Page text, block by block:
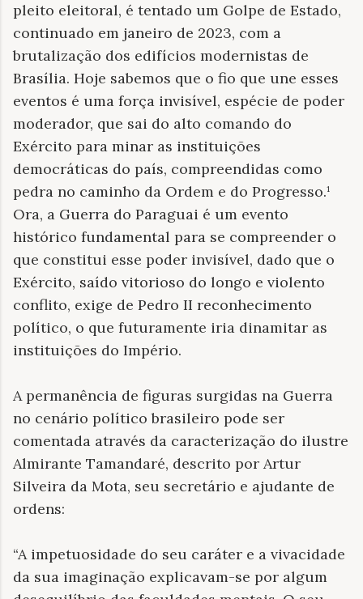
pleito eleitoral, é tentado um Golpe de Estado,
continuado em janeiro de 2023, com a
brutalização dos edifícios modernistas de
Brasília. Hoje sabemos que o fio que une esses
eventos é uma força invisível, espécie de poder
moderador, que sai do alto comando do
Exército para minar as instituições
democráticas do país, compreendidas como
pedra no caminho da Ordem e do Progresso.¹
Ora, a Guerra do Paraguai é um evento
histórico fundamental para se compreender o
que constitui esse poder invisível, dado que o
Exército, saído vitorioso do longo e violento
conflito, exige de Pedro II reconhecimento
político, o que futuramente iria dinamitar as
instituições do Império.
A permanência de figuras surgidas na Guerra
no cenário político brasileiro pode ser
comentada através da caracterização do ilustre
Almirante Tamandaré, descrito por Artur
Silveira da Mota, seu secretário e ajudante de
ordens:
“A impetuosidade do seu caráter e a vivacidade
da sua imaginação explicavam-se por algum